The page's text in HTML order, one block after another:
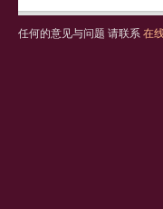
任何的意见与问题 请联系 在